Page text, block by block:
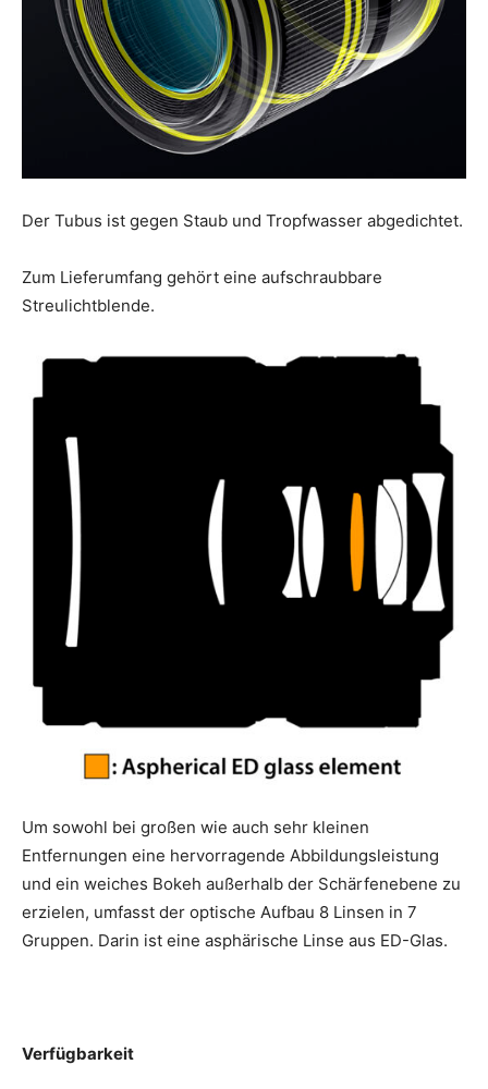
Der Tubus ist gegen Staub und Tropfwasser abgedichtet.
Zum Lieferumfang gehört eine aufschraubbare
Streulichtblende.
Um sowohl bei großen wie auch sehr kleinen
Entfernungen eine hervorragende Abbildungsleistung
und ein weiches Bokeh außerhalb der Schärfenebene zu
erzielen, umfasst der optische Aufbau 8 Linsen in 7
Gruppen. Darin ist eine asphärische Linse aus ED-Glas.
Verfügbarkeit